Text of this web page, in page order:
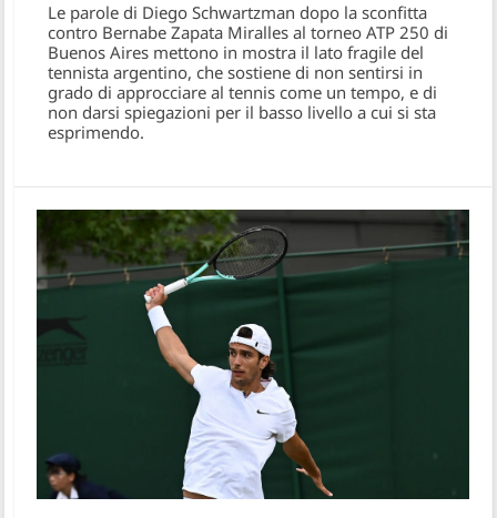
Le parole di Diego Schwartzman dopo la sconfitta
contro Bernabe Zapata Miralles al torneo ATP 250 di
Buenos Aires mettono in mostra il lato fragile del
tennista argentino, che sostiene di non sentirsi in
grado di approcciare al tennis come un tempo, e di
non darsi spiegazioni per il basso livello a cui si sta
esprimendo.